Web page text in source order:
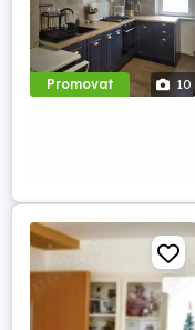
Promovat 10